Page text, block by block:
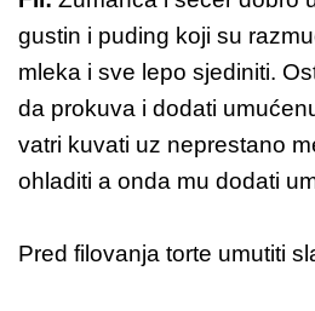
gustin i puding koji su
mleka i sve lepo sjediniti.
da prokuva i dodati
vatri kuvati uz neprestano
ohladiti a onda mu dodati
Pred filovanja torte umutiti